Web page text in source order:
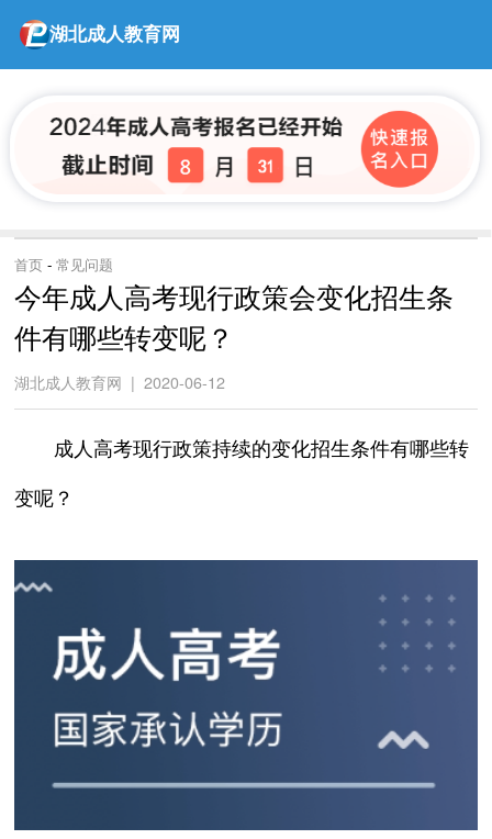
湖北成人教育网
首页 -常见问题
今年成人高考现行政策会变化招生条
件有哪些转变呢？
湖北成人教育网 | 2020-06-12
成人高考现行政策持续的变化招生条件有哪些转
变呢？